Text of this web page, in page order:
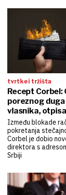
tvrtke i tržišta
Recept Corbel:
poreznog duga
vlasnika,
Između blokade
pokretanja
Corbel je dobio
direktora s
Srbiji